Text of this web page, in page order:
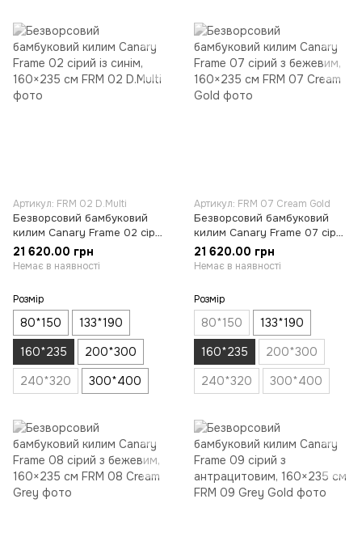
Артикул: FRM 02 D.Multi
Безворсовий бамбуковий
килим Canary Frame 02 сірий
із синім, 160×235 см
21 620.00 грн
Немає в наявності
Розмір
80*150
133*190
160*235
200*300
240*320
300*400
Артикул: FRM 07 Cream Gold
Безворсовий бамбуковий
килим Canary Frame 07 сірий
з бежевим, 160×235 см
21 620.00 грн
Немає в наявності
Розмір
80*150
133*190
160*235
200*300
240*320
300*400